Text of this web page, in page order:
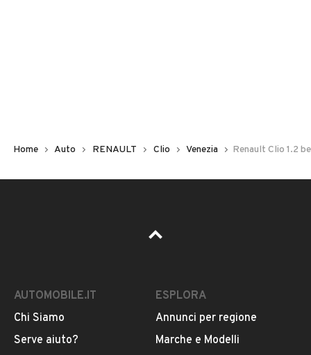
Pubblicità
Home Auto RENAULT Clio Venezia Renault Clio 1.2
AUTOMOBILE.IT
Chi Siamo
Serve aiuto?
ESPLORA
Annunci per regione
Marche e Modelli